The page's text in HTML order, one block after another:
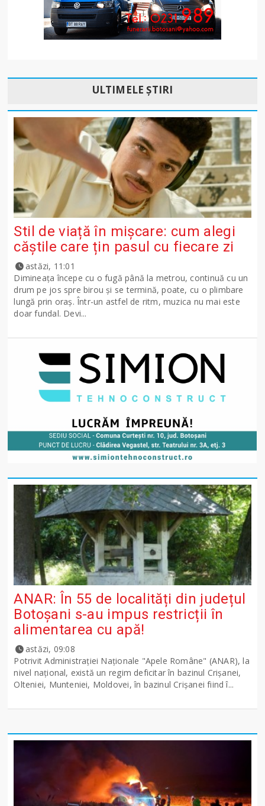
ULTIMELE ȘTIRI
Stil de viață în mișcare: cum alegi
căștile care țin pasul cu fiecare zi
astăzi, 11:01
Dimineața începe cu o fugă până la metrou, continuă cu un
drum pe jos spre birou și se termină, poate, cu o plimbare
lungă prin oraș. Într-un astfel de ritm, muzica nu mai este
doar fundal. Devi...
ANAR: În 55 de localități din județul
Botoșani s-au impus restricții în
alimentarea cu apă!
astăzi, 09:08
Potrivit Administraţiei Naţionale "Apele Române" (ANAR), la
nivel naţional, există un regim deficitar în bazinul Crişanei,
Olteniei, Munteniei, Moldovei, în bazinul Crişanei fiind î...